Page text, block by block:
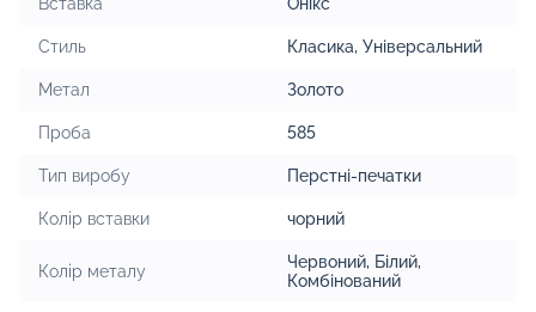
Стиль Класика, Універсальний
Метал Золото
Проба 585
Тип виробу Перстні-печатки
Колір вставки чорний
Колір металу Червоний, Білий,
Комбінований